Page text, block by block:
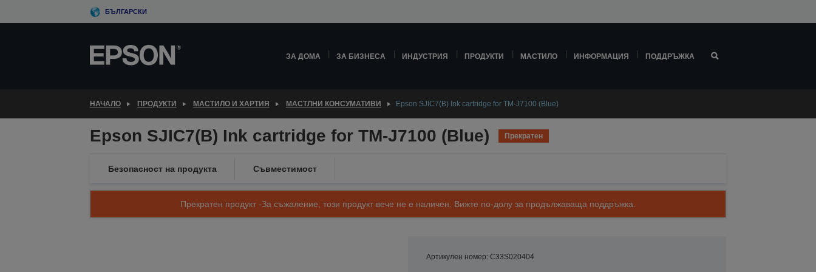
to
БЪЛГАРСКИ
ЗА ДОМА ЗА БИЗНЕСА ИНДУСТРИЯ ПРОДУКТИ МАСТИЛО ИНФОРМАЦИЯ ПОДДРЪЖКА
НАЧАЛО ПРОДУКТИ МАСТИЛО И ХАРТИЯ МАСТЛНИ КОНСУМАТИВИ Epson SJIC7(B) Ink cartridge for TM-J7100 (Blue)
Epson SJIC7(B) Ink cartridge for TM-J7100 (Blue) Прекратен
Безопасност на продукта Съвместимост
Прекратен продукт -За съжаление, този продукт вече не е наличен. Вижте по-долу за продължаваща поддръжка.
Артикулен номер: C33S020404